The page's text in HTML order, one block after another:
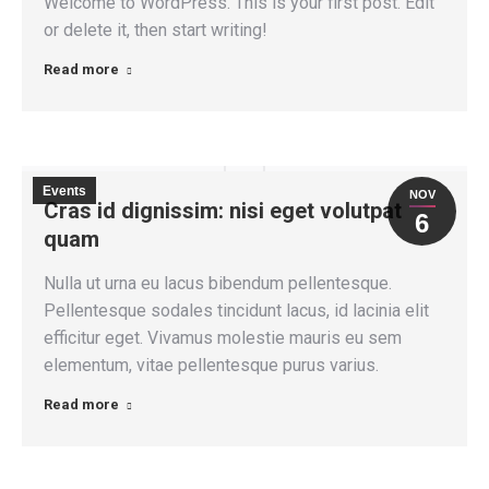
or delete it, then start writing!
Read more
NOV
6
Events
Cras id dignissim: nisi eget volutpat
quam
Nulla ut urna eu lacus bibendum pellentesque.
Pellentesque sodales tincidunt lacus, id lacinia elit
efficitur eget. Vivamus molestie mauris eu sem
elementum, vitae pellentesque purus varius.
Read more